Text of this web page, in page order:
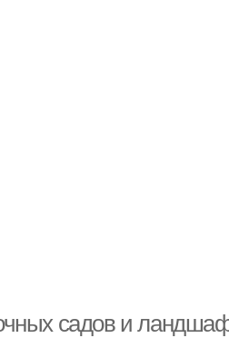
садов и